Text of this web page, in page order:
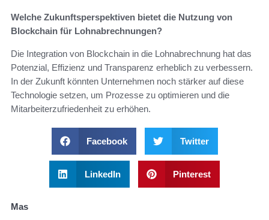
Welche Zukunftsperspektiven bietet die Nutzung von
Blockchain für Lohnabrechnungen?
Die Integration von Blockchain in die Lohnabrechnung hat das
Potenzial, Effizienz und Transparenz erheblich zu verbessern.
In der Zukunft könnten Unternehmen noch stärker auf diese
Technologie setzen, um Prozesse zu optimieren und die
Mitarbeiterzufriedenheit zu erhöhen.
Facebook Twitter
LinkedIn Pinterest
Mas